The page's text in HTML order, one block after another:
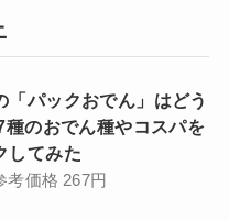
「パックおでん」はどう
種のおでん種やコスパを
してみた
考価格 267円